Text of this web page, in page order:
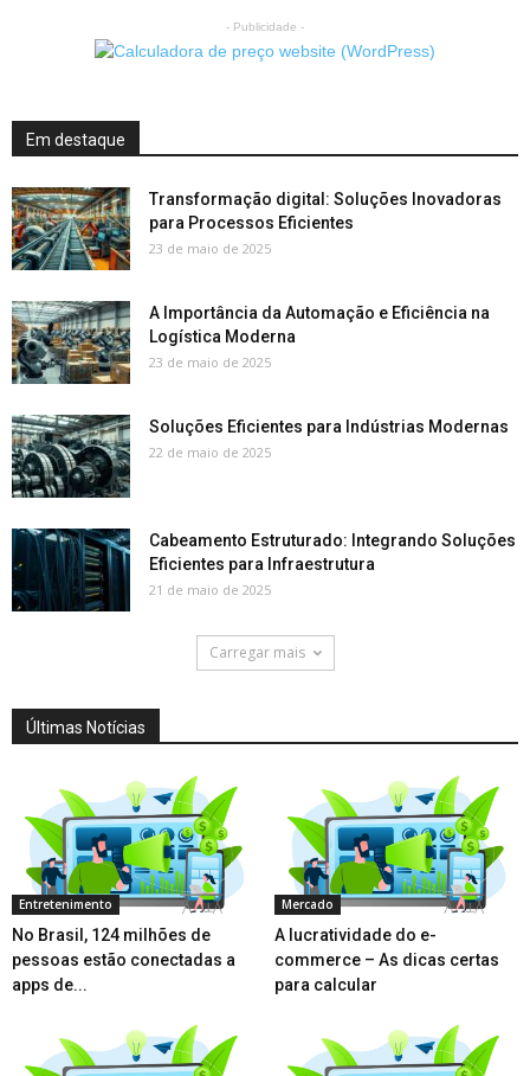
- Publicidade -
Em destaque
Transformação digital: Soluções Inovadoras
para Processos Eficientes
23 de maio de 2025
A Importância da Automação e Eficiência na
Logística Moderna
23 de maio de 2025
Soluções Eficientes para Indústrias Modernas
22 de maio de 2025
Cabeamento Estruturado: Integrando Soluções
Eficientes para Infraestrutura
21 de maio de 2025
Carregar mais
Últimas Notícias
Entretenimento
No Brasil, 124 milhões de
pessoas estão conectadas a
apps de...
Mercado
A lucratividade do e-
commerce – As dicas certas
para calcular